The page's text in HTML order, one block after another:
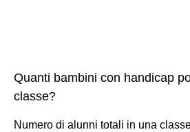
Quanti bambini con handicap
classe?
Numero di alunni totali in una